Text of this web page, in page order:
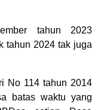
tahun 2023
tahun 2024 tak juga
No 114 tahun 2014
batas waktu yang